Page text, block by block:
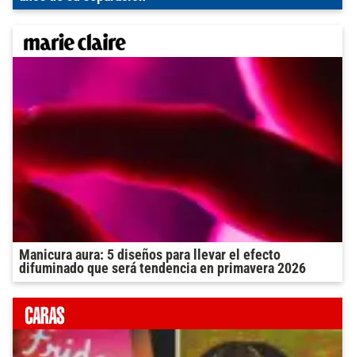
Manicura aura: 5 diseños para llevar el efecto
difuminado que será tendencia en primavera 2026